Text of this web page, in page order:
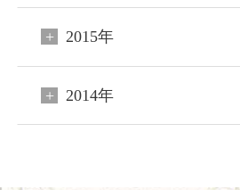
2015年
2014年
ご宿泊予約